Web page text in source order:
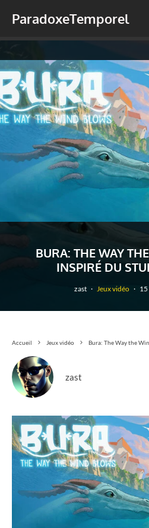
ParadoxeTemporel
BURA: THE WAY
INSPIRÉ DU
zast · Jeux vidéo ·
Accueil Jeux vidéo Bura: The Way the
zast